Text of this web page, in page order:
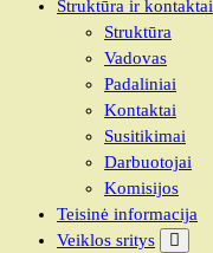
Struktūra ir kontaktai
Struktūra
Vadovas
Padaliniai
Kontaktai
Susitikimai
Darbuotojai
Komisijos
Teisinė informacija
Veiklos sritys